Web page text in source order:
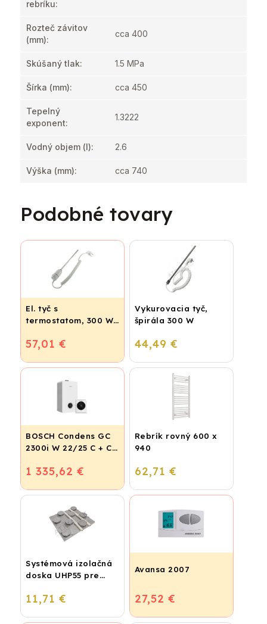
rebríku:
Rozteč závitov
(mm):
cca 400
Skúšaný tlak: 1.5 MPa
Šírka (mm): cca 450
Tepelný
exponent:
1.3222
Vodný objem (l): 2.6
Výška (mm): cca 740
Podobné tovary
El. tyč s
termostatom, 300 W
57,01 €
Vykurovacia tyč,
špirála 300 W
44,49 €
BOSCH Condens GC
2300i W 22/25 C + CR
1 335,62 €
Rebrík rovný 600 x
940
62,71 €
Systémová izolačná
doska UHP55 pre
(STIROTERMAL
11,71 €
Avansa 2007
27,52 €